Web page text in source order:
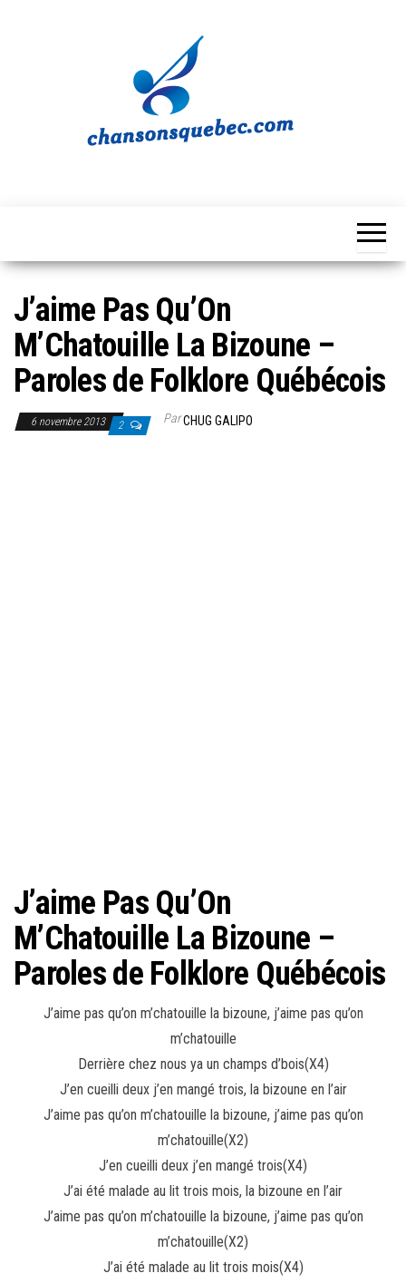
J’aime Pas Qu’On
M’Chatouille La Bizoune –
Paroles de Folklore Québécois
6 novembre 2013 2 ParCHUG GALIPO
J’aime Pas Qu’On
M’Chatouille La Bizoune –
Paroles de Folklore Québécois
J’aime pas qu’on m’chatouille la bizoune, j’aime pas qu’on
m’chatouille
Derrière chez nous ya un champs d’bois(X4)
J’en cueilli deux j’en mangé trois, la bizoune en l’air
J’aime pas qu’on m’chatouille la bizoune, j’aime pas qu’on
m’chatouille(X2)
J’en cueilli deux j’en mangé trois(X4)
J’ai été malade au lit trois mois, la bizoune en l’air
J’aime pas qu’on m’chatouille la bizoune, j’aime pas qu’on
m’chatouille(X2)
J’ai été malade au lit trois mois(X4)